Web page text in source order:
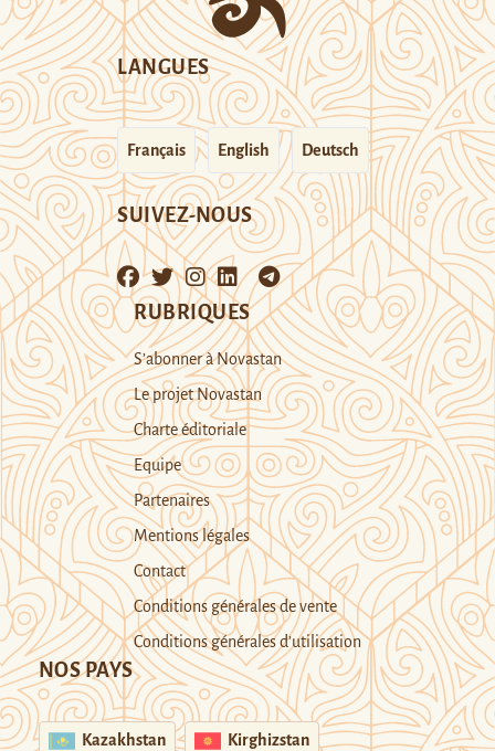
LANGUES
Français English Deutsch
SUIVEZ-NOUS
RUBRIQUES
S’abonner à Novastan
Le projet Novastan
Charte éditoriale
Equipe
Partenaires
Mentions légales
Contact
Conditions générales de vente
Conditions générales d’utilisation
NOS PAYS
Kazakhstan Kirghizstan